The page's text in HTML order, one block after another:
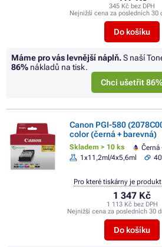
345 Kč bez DPH
Nejnižší cena za posledních 30
Do košíku
Máme pro vás levnější náplň.S naší
86% nákladů na tisk.
Chci ušetřit
Canon PGI-580
color (černá + barevná)
Skladem > 10 ks
Černá
1x11,2ml/4x5,6ml
1 347 Kč
1 113 Kč bez DPH
Nejnižší cena za posledních 30
Do košíku
Pro které tiskárny je